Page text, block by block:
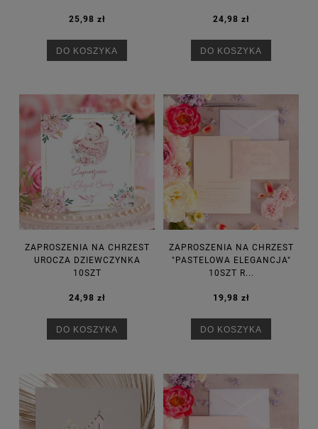
25,98 zł
DO KOSZYKA
24,98 zł
DO KOSZYKA
ZAPROSZENIA NA CHRZEST
UROCZA DZIEWCZYNKA
10SZT
24,98 zł
DO KOSZYKA
ZAPROSZENIA NA CHRZEST
"PASTELOWA ELEGANCJA"
10SZT R...
19,98 zł
DO KOSZYKA